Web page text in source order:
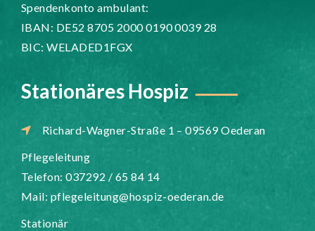
Spendenkonto ambulant:
IBAN: DE52 8705 2000 0190 0039 28
BIC: WELADED1FGX
Stationäres Hospiz
Richard-Wagner-Straße 1 – 09569 Oederan
Pflegeleitung
Telefon: 037292 / 65 84 14
Mail: pflegeleitung@hospiz-oederan.de
Stationär